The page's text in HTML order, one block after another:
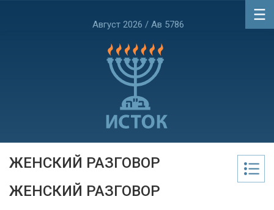
Август 2026 / Ав 5786
ЖЕНСКИЙ РАЗГОВОР
ЖЕНСКИЙ РАЗГОВОР